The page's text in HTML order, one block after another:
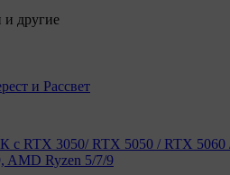
другие
и Рассвет
с RTX 3050/ RTX 5050 / RTX 5060
AMD Ryzen 5/7/9